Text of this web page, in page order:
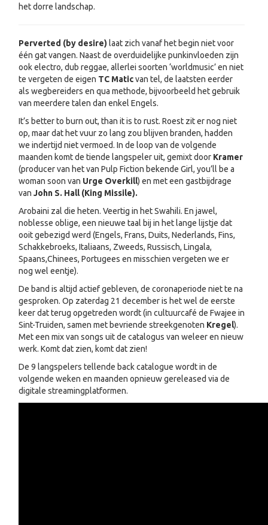
het dorre landschap.
Perverted (by desire) laat zich vanaf het begin niet voor
één gat vangen. Naast de overduidelijke punkinvloeden zijn
ook electro, dub reggae, allerlei soorten ‘worldmusic’ en niet
te vergeten de eigen TC Maticvan tel, de laatsten eerder
als wegbereiders en qua methode, bijvoorbeeld het gebruik
van meerdere talen dan enkel Engels.
It’s better to burn out, than it is to rust. Roest zit er nog niet
op, maar dat het vuur zo lang zou blijven branden, hadden
we indertijd niet vermoed. In de loop van de volgende
maanden komt de tiende langspeler uit, gemixt door Kramer
(producer van het van Pulp Fiction bekende Girl, you’ll be a
woman soon van Urge Overkill) en met een gastbijdrage
van John S. Hall (King Missile).
Arobaini zal die heten. Veertig in het Swahili. En jawel,
noblesse oblige, een nieuwe taal bij in het lange lijstje dat
ooit gebezigd werd (Engels, Frans, Duits, Nederlands, Fins,
Schakkebroeks, Italiaans, Zweeds, Russisch, Lingala,
Spaans,Chinees, Portugees en misschien vergeten we er
nog wel eentje).
De band is altijd actief gebleven, de coronaperiode niet te na
gesproken. Op zaterdag 21 december is het wel de eerste
keer dat terug opgetreden wordt (in cultuurcafé de Fwajee in
Sint-Truiden, samen met bevriende streekgenoten Kregel).
Met een mix van songs uit de catalogus van weleer en nieuw
werk. Komt dat zien, komt dat zien!
De 9 langspelers tellende back catalogue wordt in de
volgende weken en maanden opnieuw gereleased via de
digitale streamingplatformen.